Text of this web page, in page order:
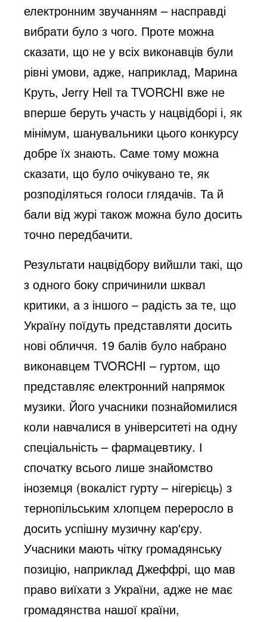
електронним звучанням – насправді
вибрати було з чого. Проте можна
сказати, що не у всіх виконавців були
рівні умови, адже, наприклад, Марина
Круть, Jerry Heil та TVORCHI вже не
вперше беруть участь у нацвідборі і, як
мінімум, шанувальники цього конкурсу
добре їх знають. Саме тому можна
сказати, що було очікувано те, як
розподіляться голоси глядачів. Та й
бали від журі також можна було досить
точно передбачити.
Результати нацвідбору вийшли такі, що
з одного боку спричинили шквал
критики, а з іншого – радість за те, що
Україну поїдуть представляти досить
нові обличчя. 19 балів було набрано
виконавцем TVORCHI– гуртом, що
представляє електронний напрямок
музики. Його учасники познайомилися
коли навчалися в університеті на одну
спеціальність – фармацевтику. І
спочатку всього лише знайомство
іноземця (вокаліст гурту – нігерієць) з
тернопільським хлопцем переросло в
досить успішну музичну кар'єру.
Учасники мають чітку громадянську
позицію, наприклад Джеффрі, що мав
право виїхати з України, адже не має
громадянства нашої країни,